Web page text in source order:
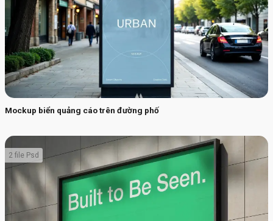
Mockup biển quảng cáo trên đường phố
2 file Psd